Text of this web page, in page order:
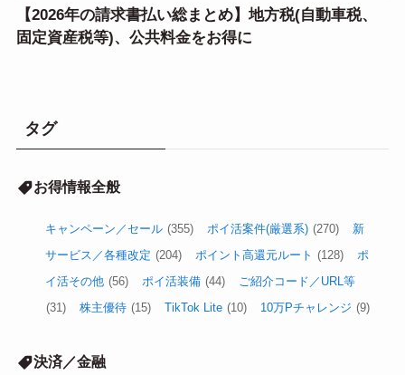
【2026年の請求書払い総まとめ】地方税(自動車税、
固定資産税等)、公共料金をお得に
タグ
お得情報全般
キャンペーン／セール (355) ポイ活案件(厳選系) (270)
新
サービス／各種改定 (204) ポイント高還元ルート (128)
ポ
イ活その他 (56) ポイ活装備 (44)
ご紹介コード／URL等
(31)
株主優待 (15) TikTok Lite (10) 10万Pチャレンジ (9)
決済／金融